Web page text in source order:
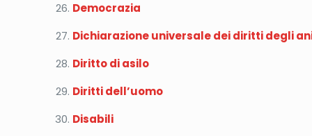
Democrazia
Dichiarazione universale dei diritti degli
Diritto di asilo
Diritti dell’uomo
Disabili